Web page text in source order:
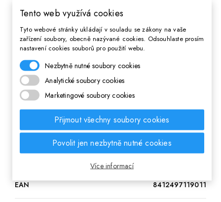
• Dvojitá stěna pro dlouhotrvající udržení teploty nápojů
(18h studené, 12h teplé)
• Odolná konstrukce z nerezavějící oceli pro maximální
• Neprotéká, nerosí se a je odolná vůči nárazům - ideální
na cesty
• Stylový design, který podtrhne váš osobní styl
Parametry
EAN 8412497119011
Tento web využívá cookies
Tyto webové stránky ukládají v souladu se zákony na vaše
zařízení soubory, obecně nazývané cookies. Odsouhlaste prosím
nastavení cookies souborů pro použití webu.
Nezbytně nutné soubory cookies
Analytické soubory cookies
Marketingové soubory cookies
Přijmout všechny soubory cookies
Povolit jen nezbytně nutné cookies
Více informací